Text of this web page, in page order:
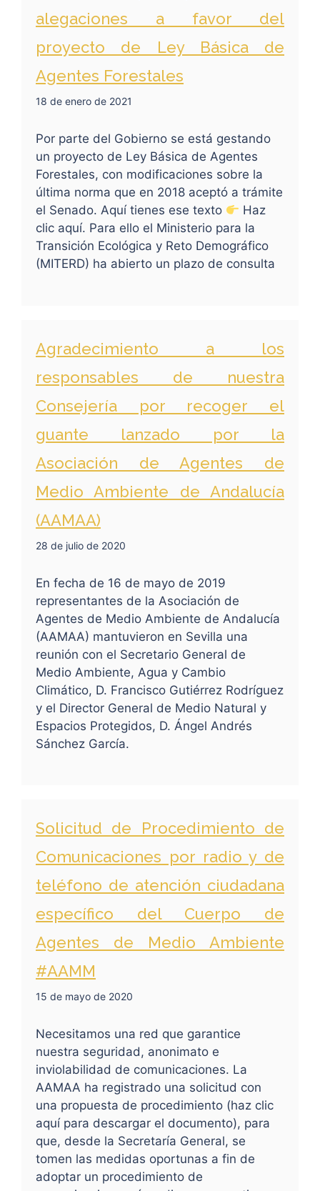
alegaciones a favor del
proyecto de Ley Básica de
Agentes Forestales
18 de enero de 2021
Por parte del Gobierno se está gestando
un proyecto de Ley Básica de Agentes
Forestales, con modificaciones sobre la
última norma que en 2018 aceptó a trámite
el Senado. Aquí tienes ese texto
Haz
clic aquí. Para ello el Ministerio para la
Transición Ecológica y Reto Demográfico
(MITERD) ha abierto un plazo de consulta
Agradecimiento a los
responsables de nuestra
Consejería por recoger el
guante lanzado por la
Asociación de Agentes de
Medio Ambiente de Andalucía
(AAMAA)
28 de julio de 2020
En fecha de 16 de mayo de 2019
representantes de la Asociación de
Agentes de Medio Ambiente de Andalucía
(AAMAA) mantuvieron en Sevilla una
reunión con el Secretario General de
Medio Ambiente, Agua y Cambio
Climático, D. Francisco Gutiérrez Rodríguez
y el Director General de Medio Natural y
Espacios Protegidos, D. Ángel Andrés
Sánchez García.
Solicitud de Procedimiento de
Comunicaciones por radio y de
teléfono de atención ciudadana
específico del Cuerpo de
Agentes de Medio Ambiente
#AAMM
15 de mayo de 2020
Necesitamos una red que garantice
nuestra seguridad, anonimato e
inviolabilidad de comunicaciones. La
AAMAA ha registrado una solicitud con
una propuesta de procedimiento (haz clic
aquí para descargar el documento), para
que, desde la Secretaría General, se
tomen las medidas oportunas a fin de
adoptar un procedimiento de